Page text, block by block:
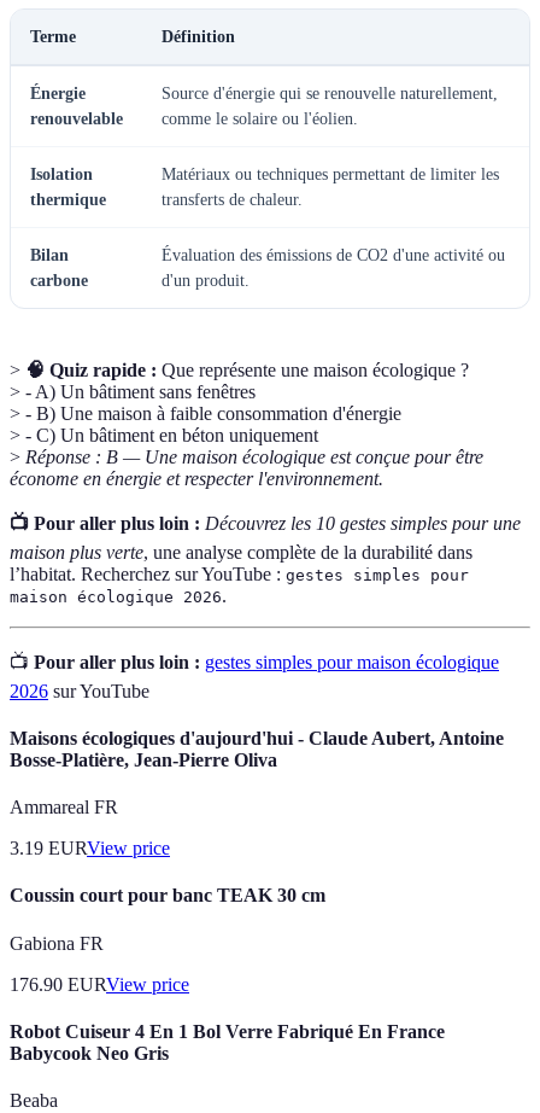
Terme Définition
Énergie
renouvelable
Source d'énergie qui se renouvelle naturellement,
comme le solaire ou l'éolien.
Isolation
thermique
Matériaux ou techniques permettant de limiter les
transferts de chaleur.
Bilan
carbone
Évaluation des émissions de CO2 d'une activité ou
d'un produit.
> 🧠 Quiz rapide : Que représente une maison écologique ?
> - A) Un bâtiment sans fenêtres
> - B) Une maison à faible consommation d'énergie
> - C) Un bâtiment en béton uniquement
> Réponse : B — Une maison écologique est conçue pour être
économe en énergie et respecter l'environnement.
📺 Pour aller plus loin : Découvrez les 10 gestes simples pour une
maison plus verte, une analyse complète de la durabilité dans
l’habitat. Recherchez sur YouTube : gestes simples pour
maison écologique 2026.
📺 Pour aller plus loin : gestes simples pour maison écologique
2026 sur YouTube
Maisons écologiques d'aujourd'hui - Claude Aubert, Antoine
Bosse-Platière, Jean-Pierre Oliva
Ammareal FR
3.19 EURView price
Coussin court pour banc TEAK 30 cm
Gabiona FR
176.90 EURView price
Robot Cuiseur 4 En 1 Bol Verre Fabriqué En France
Babycook Neo Gris
Beaba